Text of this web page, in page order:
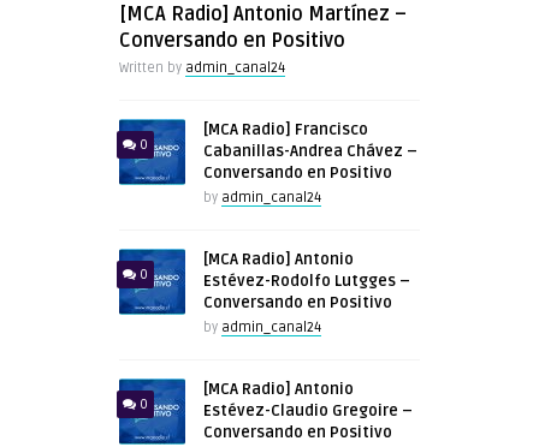
[MCA Radio] Antonio Martínez –
Conversando en Positivo
Written by admin_canal24
0
[MCA Radio] Francisco
Cabanillas-Andrea Chávez –
Conversando en Positivo
by admin_canal24
0
[MCA Radio] Antonio
Estévez-Rodolfo Lutgges –
Conversando en Positivo
by admin_canal24
0
[MCA Radio] Antonio
Estévez-Claudio Gregoire –
Conversando en Positivo